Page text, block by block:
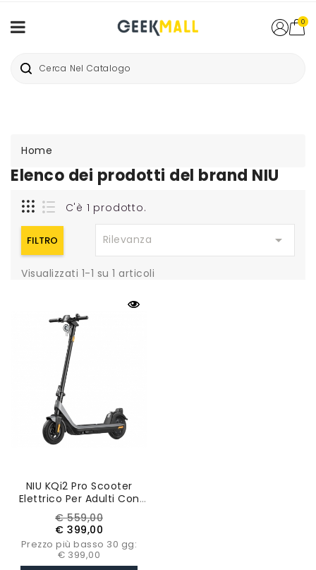
0
Home
Elenco dei prodotti del brand NIU
C'è 1 prodotto.
FILTRO Rilevanza 
Visualizzati 1-1 su 1 articoli
NIU KQi2 Pro Scooter
Elettrico Per Adulti Con
Pneumatici Da 10'',
Motore Da 300W,
Batteria Da 365Wh,
Velocità Massima
28km/h
Prezzo
base
€ 559,00Prezzo
€ 399,00
Prezzo più basso 30 gg:
€ 399,00